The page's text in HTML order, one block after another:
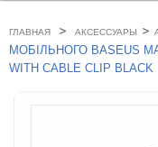
ГЛАВНАЯ > АКСЕССУАРЫ >
МОБIЛЬНОГО BASEUS
WITH CABLE CLIP BLACK